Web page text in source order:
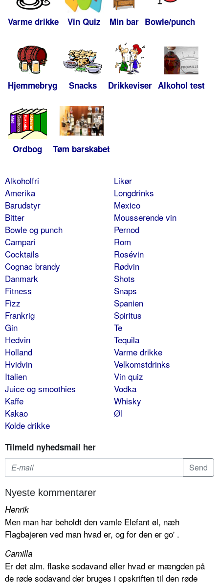
Varme drikke Vin Quiz Min bar Bowle/punch
Hjemmebryg Snacks Drikkeviser Alkohol test
Ordbog Tøm barskabet
Alkoholfri
Amerika
Barudstyr
Bitter
Bowle og punch
Campari
Cocktails
Cognac brandy
Danmark
Fitness
Fizz
Frankrig
Gin
Hedvin
Holland
Hvidvin
Italien
Juice og smoothies
Kaffe
Kakao
Kolde drikke
Likør
Longdrinks
Mexico
Mousserende vin
Pernod
Rom
Rosévin
Rødvin
Shots
Snaps
Spanien
Spiritus
Te
Tequila
Varme drikke
Velkomstdrinks
Vin quiz
Vodka
Whisky
Øl
Tilmeld nyhedsmail her
Nyeste kommentarer
Henrik
Men man har beholdt den vamle Elefant øl, næh
Flagbajeren ved man hvad er, og for den er go' .
Camilla
Er det alm. flaske sodavand eller hvad er mængden på
de røde sodavand der bruges i opskriften til den røde